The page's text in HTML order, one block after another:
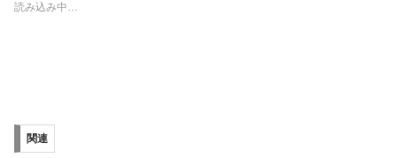
t
ウ
ィ
ン
読み込み中…
関連